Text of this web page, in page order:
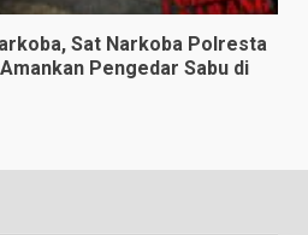
Sat Narkoba Polresta
Pengedar Sabu di